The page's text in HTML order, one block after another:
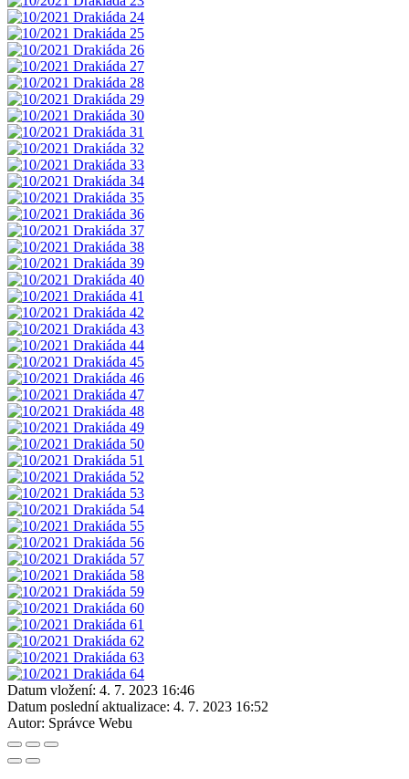
Datum vložení: 4. 7. 2023 16:46
Datum poslední aktualizace: 4. 7. 2023 16:52
Autor: Správce Webu